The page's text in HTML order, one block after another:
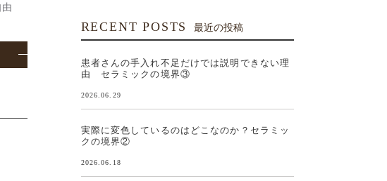
由
RECENT POSTS 最近の投稿
患者さんの手入れ不足だけでは説明できない理
由 セラミックの境界③
2026.06.29
実際に変色しているのはどこなのか？セラミッ
クの境界②
2026.06.18